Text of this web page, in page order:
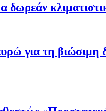
δωρεάν
για τη βιώσιμη